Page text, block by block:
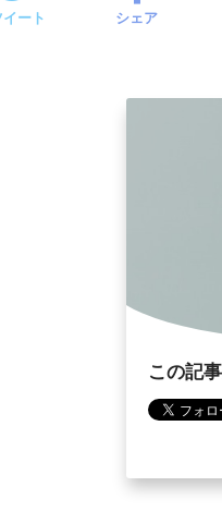
イート シェア
この記